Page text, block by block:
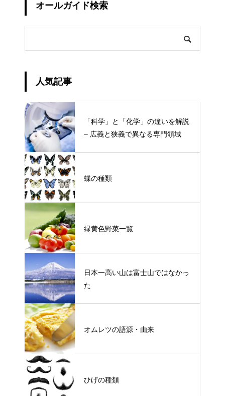
オールガイド検索
人気記事
「科学」と「化学」の違いを解説
– 広義と狭義で異なる専門領域
蝶の種類
緑黄色野菜一覧
日本一高い山は富士山ではなかっ
た
オムレツの語源・由来
ひげの種類